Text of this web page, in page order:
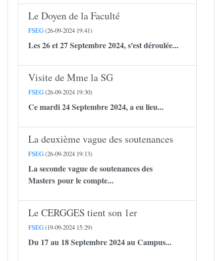
Le Doyen de la Faculté
FSEG(26-09-2024 19:41)
Les 26 et 27 Septembre 2024, s'est déroulée...
Visite de Mme la SG
FSEG(26-09-2024 19:30)
Ce mardi 24 Septembre 2024, a eu lieu...
La deuxième vague des soutenances
FSEG(26-09-2024 19:13)
La seconde vague de soutenances des
Masters pour le compte...
Le CERGGES tient son 1er
FSEG(19-09-2024 15:29)
Du 17 au 18 Septembre 2024 au Campus...